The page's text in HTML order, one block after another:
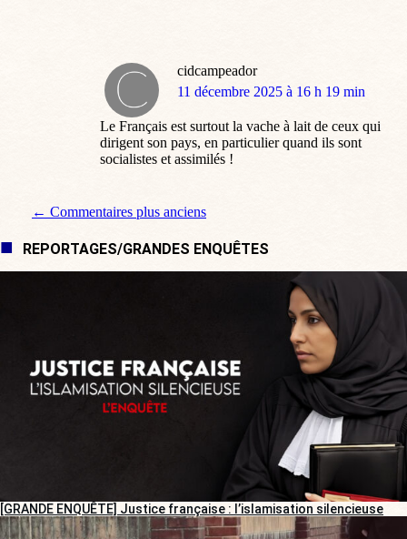
cidcampeador
dit
11 décembre 2025 à 16 h 19 min
Le Français est surtout la vache à lait de ceux qui
dirigent son pays, en particulier quand ils sont
socialistes et assimilés !
Navigation de commentaire
← Commentaires plus anciens
REPORTAGES/GRANDES ENQUÊTES
[GRANDE ENQUÊTE] Justice française : l’islamisation silencieuse